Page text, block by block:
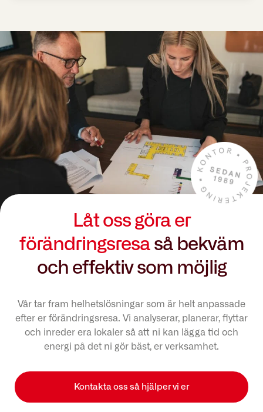
Låt oss göra er
förändringsresa så bekväm
och effektiv som möjlig
Vår tar fram helhetslösningar som är helt anpassade
efter er förändringsresa. Vi analyserar, planerar, flyttar
och inreder era lokaler så att ni kan lägga tid och
energi på det ni gör bäst, er verksamhet.
Kontakta oss så hjälper vi er